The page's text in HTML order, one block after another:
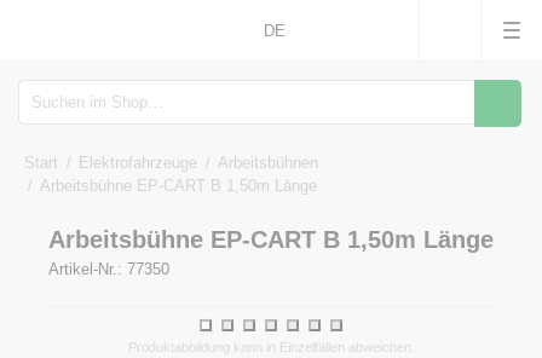
DE
Start Elektrofahrzeuge
Arbeitsbühnen
Arbeitsbühne EP-CART B 1,50m Länge
Arbeitsbühne EP-CART B 1,50m Länge
Artikel-Nr.: 77350
1 2 3 4 5 6 7
Produktabbildung kann in Einzelfällen abweichen.